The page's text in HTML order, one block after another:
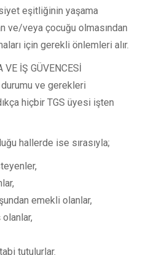
eşitliğinin yaşama
ve/veya çocuğu olmasından
için gerekli önlemleri alır.
İŞ GÜVENCESİ
ve gerekleri
hiçbir TGS üyesi işten
hallerde ise sırasıyla;
emekli olanlar,
tutulurlar.